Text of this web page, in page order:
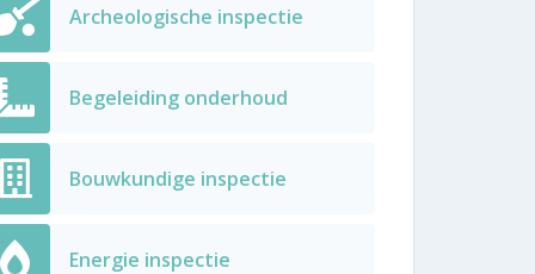
Archeologische inspectie
Begeleiding onderhoud
Bouwkundige inspectie
Energie inspectie